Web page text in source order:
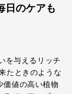
日のケアも
を与えるリッチ
たときのような
価値の高い植物